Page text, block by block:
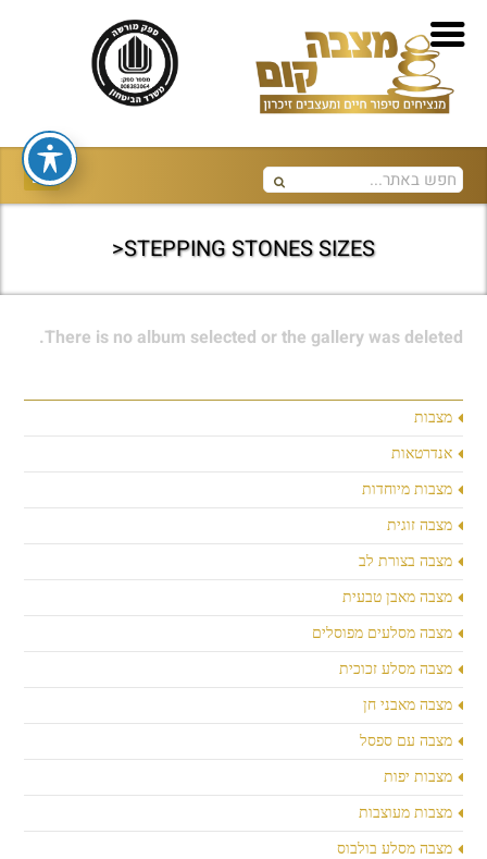
STEPPING STONES SIZES<
מצבות
אנדרטאות
מצבות מיוחדות
מצבה זוגית
מצבה בצורת לב
מצבה מאבן טבעית
מצבה מסלעים מפוסלים
מצבה מסלע זכוכית
מצבה מאבני חן
מצבה עם ספסל
מצבות יפות
מצבות מעוצבות
מצבה מסלע בולבוס
There is no album selected or the gallery was deleted.